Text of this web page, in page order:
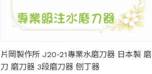
片岡製作所 J20-21專業水磨刀器 日本製 磨
刀 磨刀器 3段磨刀器 刨丁器